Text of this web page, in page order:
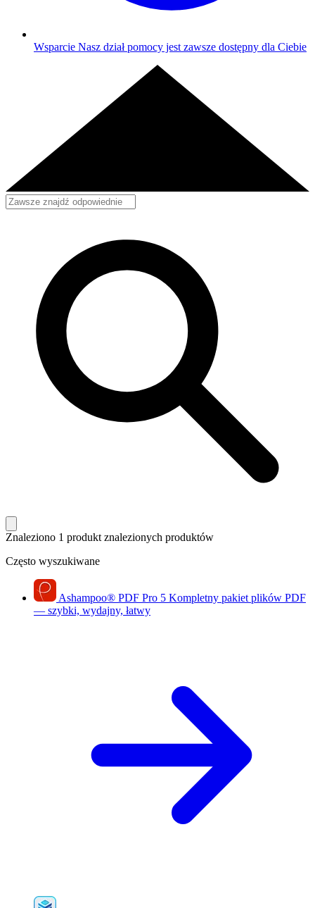
Wsparcie Nasz dział pomocy jest zawsze dostępny dla Ciebie
Znaleziono 1 produkt znalezionych produktów
Często wyszukiwane
Ashampoo® PDF Pro 5 Kompletny pakiet plików PDF
— szybki, wydajny, łatwy